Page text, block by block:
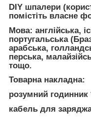
DIY шпалери
помістіть власне
Мова: англійська,
португальська
арабська,
перська,
тощо.
Товарна накладна:
розумний годинник
кабель для